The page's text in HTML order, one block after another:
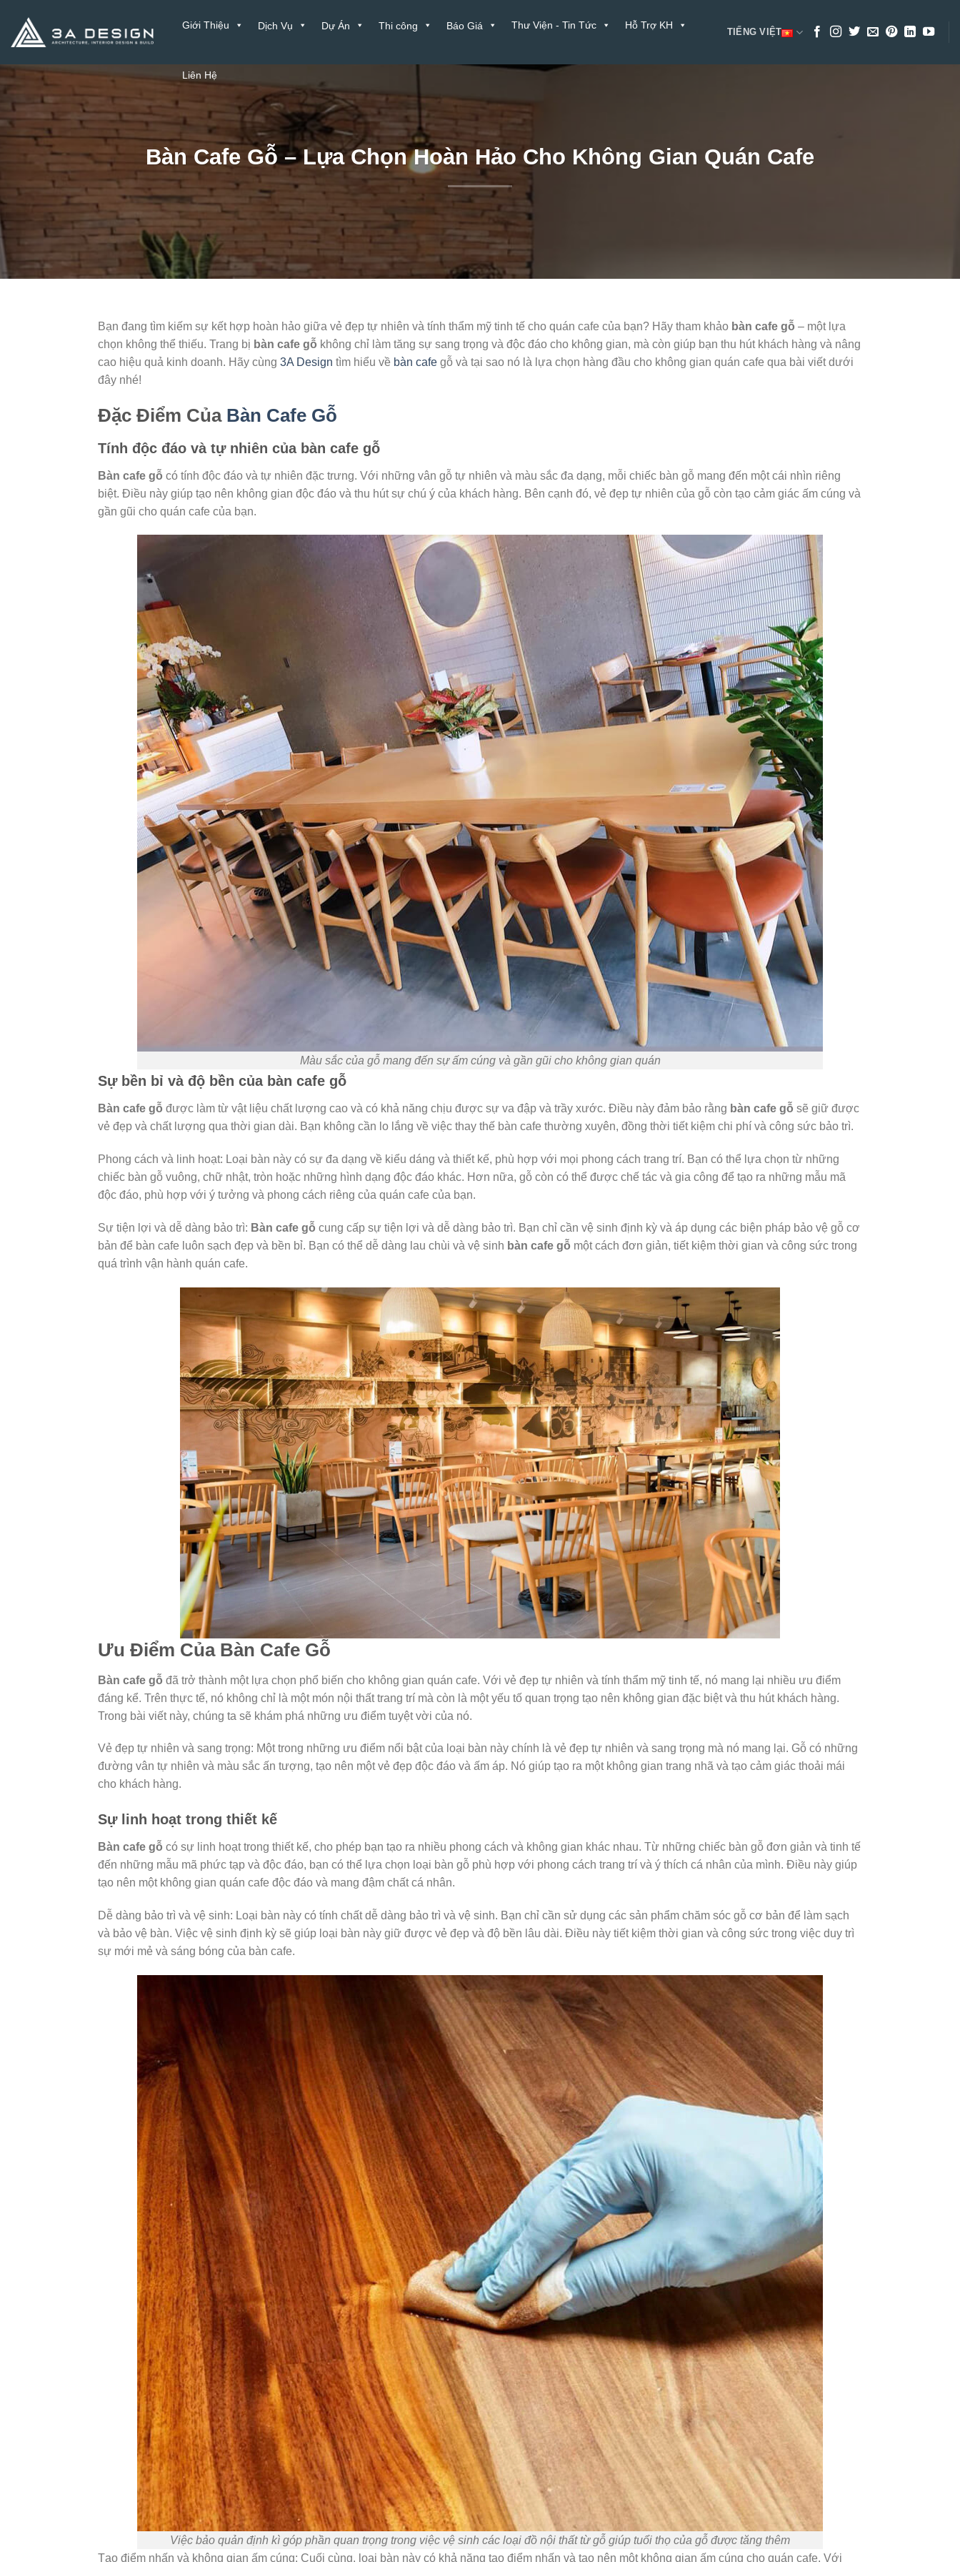
nội
dung
Giới Thiệu Dịch Vụ Dự Án Thi công Báo Giá Thư Viện - Tin Tức Hỗ Trợ KH
Liên Hệ
TIẾNG VIỆT
Bàn Cafe Gỗ – Lựa Chọn Hoàn Hảo Cho Không Gian Quán Cafe
Bạn đang tìm kiếm sự kết hợp hoàn hảo giữa vẻ đẹp tự nhiên và tính thẩm mỹ tinh tế cho quán cafe của bạn? Hãy tham khảo bàn cafe gỗ – một lựa
chọn không thể thiếu. Trang bị bàn cafe gỗ không chỉ làm tăng sự sang trọng và độc đáo cho không gian, mà còn giúp bạn thu hút khách hàng và nâng
cao hiệu quả kinh doanh. Hãy cùng 3A Design tìm hiểu về bàn cafe gỗ và tại sao nó là lựa chọn hàng đầu cho không gian quán cafe qua bài viết dưới
đây nhé!
Đặc Điểm Của Bàn Cafe Gỗ
Tính độc đáo và tự nhiên của bàn cafe gỗ
Bàn cafe gỗ có tính độc đáo và tự nhiên đặc trưng. Với những vân gỗ tự nhiên và màu sắc đa dạng, mỗi chiếc bàn gỗ mang đến một cái nhìn riêng
biệt. Điều này giúp tạo nên không gian độc đáo và thu hút sự chú ý của khách hàng. Bên cạnh đó, vẻ đẹp tự nhiên của gỗ còn tạo cảm giác ấm cúng và
gần gũi cho quán cafe của bạn.
Màu sắc của gỗ mang đến sự ấm cúng và gần gũi cho không gian quán
Sự bền bỉ và độ bền của bàn cafe gỗ
Bàn cafe gỗ được làm từ vật liệu chất lượng cao và có khả năng chịu được sự va đập và trầy xước. Điều này đảm bảo rằng bàn cafe gỗ sẽ giữ được
vẻ đẹp và chất lượng qua thời gian dài. Bạn không cần lo lắng về việc thay thế bàn cafe thường xuyên, đồng thời tiết kiệm chi phí và công sức bảo trì.
Phong cách và linh hoạt: Loại bàn này có sự đa dạng về kiểu dáng và thiết kế, phù hợp với mọi phong cách trang trí. Bạn có thể lựa chọn từ những
chiếc bàn gỗ vuông, chữ nhật, tròn hoặc những hình dạng độc đáo khác. Hơn nữa, gỗ còn có thể được chế tác và gia công để tạo ra những mẫu mã
độc đáo, phù hợp với ý tưởng và phong cách riêng của quán cafe của bạn.
Sự tiện lợi và dễ dàng bảo trì: Bàn cafe gỗ cung cấp sự tiện lợi và dễ dàng bảo trì. Bạn chỉ cần vệ sinh định kỳ và áp dụng các biện pháp bảo vệ gỗ cơ
bản để bàn cafe luôn sạch đẹp và bền bỉ. Bạn có thể dễ dàng lau chùi và vệ sinh bàn cafe gỗ một cách đơn giản, tiết kiệm thời gian và công sức trong
quá trình vận hành quán cafe.
Ưu Điểm Của Bàn Cafe Gỗ
Bàn cafe gỗ đã trở thành một lựa chọn phổ biến cho không gian quán cafe. Với vẻ đẹp tự nhiên và tính thẩm mỹ tinh tế, nó mang lại nhiều ưu điểm
đáng kể. Trên thực tế, nó không chỉ là một món nội thất trang trí mà còn là một yếu tố quan trọng tạo nên không gian đặc biệt và thu hút khách hàng.
Trong bài viết này, chúng ta sẽ khám phá những ưu điểm tuyệt vời của nó.
Vẻ đẹp tự nhiên và sang trọng: Một trong những ưu điểm nổi bật của loại bàn này chính là vẻ đẹp tự nhiên và sang trọng mà nó mang lại. Gỗ có những
đường vân tự nhiên và màu sắc ấn tượng, tạo nên một vẻ đẹp độc đáo và ấm áp. Nó giúp tạo ra một không gian trang nhã và tạo cảm giác thoải mái
cho khách hàng.
Sự linh hoạt trong thiết kế
Bàn cafe gỗ có sự linh hoạt trong thiết kế, cho phép bạn tạo ra nhiều phong cách và không gian khác nhau. Từ những chiếc bàn gỗ đơn giản và tinh tế
đến những mẫu mã phức tạp và độc đáo, bạn có thể lựa chọn loại bàn gỗ phù hợp với phong cách trang trí và ý thích cá nhân của mình. Điều này giúp
tạo nên một không gian quán cafe độc đáo và mang đậm chất cá nhân.
Dễ dàng bảo trì và vệ sinh: Loại bàn này có tính chất dễ dàng bảo trì và vệ sinh. Bạn chỉ cần sử dụng các sản phẩm chăm sóc gỗ cơ bản để làm sạch
và bảo vệ bàn. Việc vệ sinh định kỳ sẽ giúp loại bàn này giữ được vẻ đẹp và độ bền lâu dài. Điều này tiết kiệm thời gian và công sức trong việc duy trì
sự mới mẻ và sáng bóng của bàn cafe.
Việc bảo quản định kì góp phần quan trọng trong việc vệ sinh các loại đồ nội thất từ gỗ giúp tuổi thọ của gỗ được tăng thêm
Tạo điểm nhấn và không gian ấm cúng: Cuối cùng, loại bàn này có khả năng tạo điểm nhấn và tạo nên một không gian ấm cúng cho quán cafe. Với